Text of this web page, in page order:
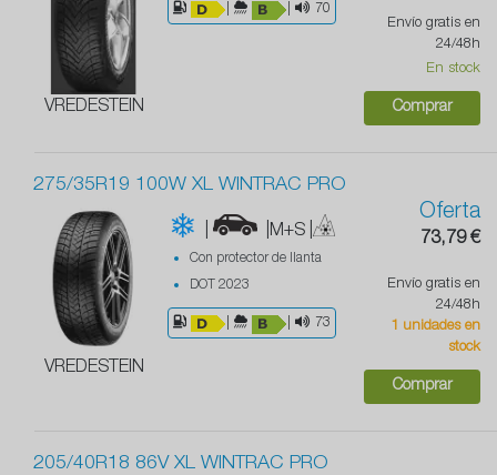
VREDESTEIN
70
Envío gratis en
24/48h
En stock
Comprar
275/35R19 100W XL WINTRAC PRO
VREDESTEIN
| |M+S |
Con protector de llanta
DOT 2023
73
Oferta
73,79 €
Envío gratis en
24/48h
1 unidades en
stock
Comprar
205/40R18 86V XL WINTRAC PRO